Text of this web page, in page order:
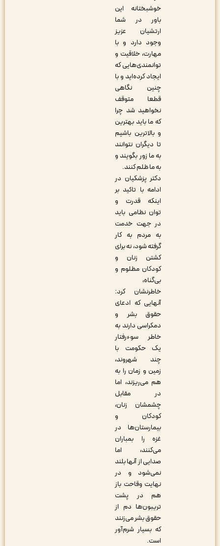
خوشبختانه این
باور در شما
ارتشیان عزیز
وجود دارد و با
مهارت، خلاقیت و
توانمندی‌هایی که
ایجاد کرده‌اید و با
چنین نگاهی
قطعا متوقف
نخواهید شد چرا
که ما باید بهترین
و بالاترین باشیم
تا دیگران نتوانند
به ما زور بگویند و
به ما ظلم کنند.
دکتر پزشکیان در
ادامه با تاکید بر
اینکه قدرت و
توان نظامی باید
در جهت خدمت
به مردم به کار
گرفته شود، نه برای
کشتن زنان و
کودکان مظلوم و
خاطرنشان کرد:
آنهایی که ادعای
حقوق بشر و
دمکراسی دارند به
خاطر سوءرفتار
یک حکومت با
چند شهروند،
زمین و زمان را به
هم می‌ریزند، اما
در مقابل
چشمشان زنان،
کودکان و
بیمارستان‌ها در
غزه را بمباران
می‌کنند، اما
صدایی از آنها بلند
نمی‌شود و در
نهایت وقاحت باز
هم در پشت
تریبون‌ها دم از
حقوق بشر می‌زنند
که بسیار شرم‌آور